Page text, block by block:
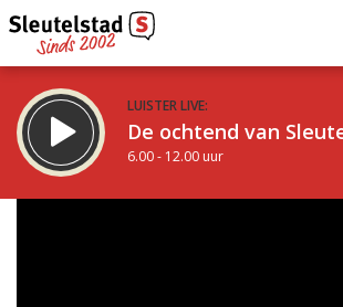
LUISTER LIVE:
De ochtend van
6.00 - 12.00 uur